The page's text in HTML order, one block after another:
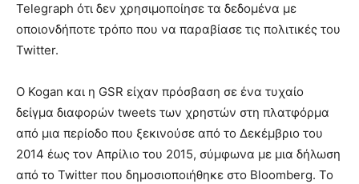
Telegraph ότι δεν χρησιμοποίησε τα δεδομένα με
οποιονδήποτε τρόπο που να παραβίασε τις πολιτικές του
Twitter.
Ο Kogan και η GSR είχαν πρόσβαση σε ένα τυχαίο
δείγμα διαφορών tweets των χρηστών στη πλατφόρμα
από μια περίοδο που ξεκινούσε από το Δεκέμβριο του
2014 έως τον Απρίλιο του 2015, σύμφωνα με μια δήλωση
από το Twitter που δημοσιοποιήθηκε στο Bloomberg. Το